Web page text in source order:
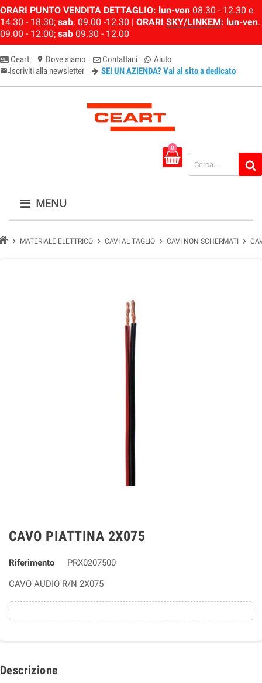
ORARI PUNTO VENDITA DETTAGLIO: lun-ven 08.30 - 12.30 e
14.30 - 18.30; sab. 09.00 -12.30 | ORARI SKY/LINKEM: lun-ven.
09.00 - 12.00; sab 09.30 - 12.00
Ceart location_on Dove siamo Contattaci Aiuto
email-newsletter
Iscriviti alla newsletter SEI UN AZIENDA? Vai al sito a dedicato
0
MENU
chevron_right MATERIALE ELETTRICO chevron_right CAVI AL TAGLIO chevron_right CAVI NON SCHERMATI chevron_right
CAVO PIATTINA 2X075
Riferimento
PRX0207500
CAVO AUDIO R/N 2X075
Descrizione